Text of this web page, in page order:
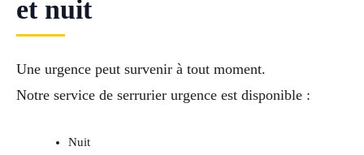
et nuit
Une urgence peut survenir à tout moment.
Notre service de serrurier urgence est disponible :
Nuit